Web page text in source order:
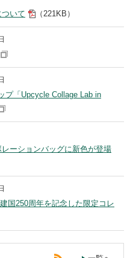
いて （221KB）
プ「Upcycle Collage Lab in
ーションバッグに新色が登場
国250周年を記念した限定コレ